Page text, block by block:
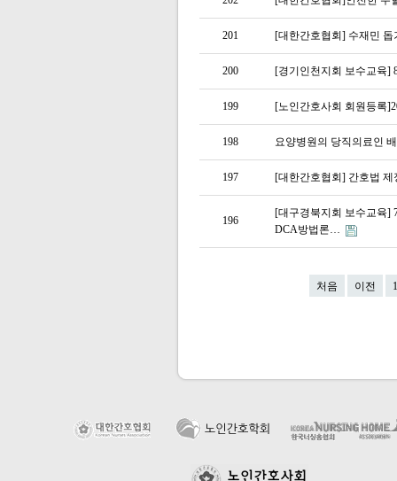
201 [대한간호협회] 수재민
200 [경기인천지회 보수교육]
199 [노인간호사회 회원등록
198 요양병원의 당직의료인
197 [대한간호협회] 간호법
196
[대구경북지회 보수교육]
DCA방법론…
처음 이전